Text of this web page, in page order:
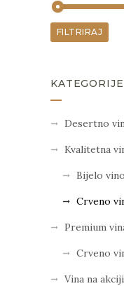
FILTRIRAJ
Desertno
Kvalitetna
Bijelo vino
Crveno
Premium
Crveno
Vina na